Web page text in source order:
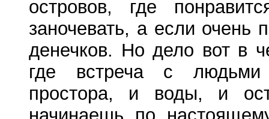
островов, где
заночевать, а если очень
денечков. Но дело вот в
где встреча с людьми
простора, и воды, и